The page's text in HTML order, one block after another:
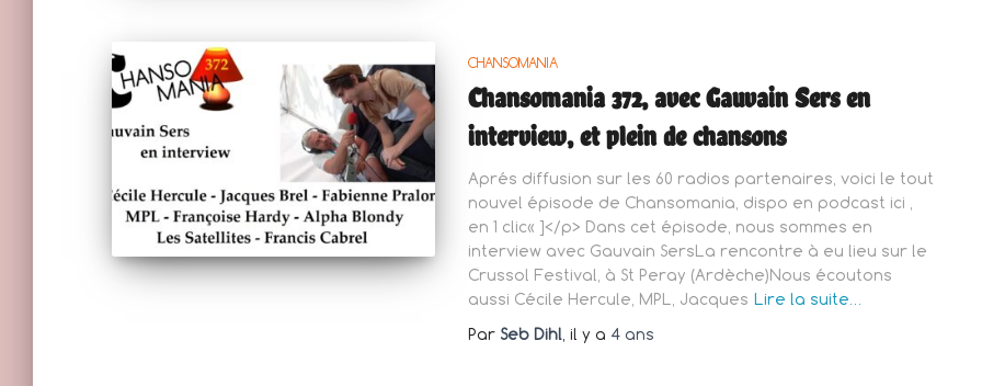
CHANSOMANIA
Chansomania 372, avec Gauvain Sers en
interview, et plein de chansons
Aprés diffusion sur les 60 radios partenaires, voici le tout
nouvel épisode de Chansomania, dispo en podcast ici ,
en 1 clic« ]</p> Dans cet épisode, nous sommes en
interview avec Gauvain SersLa rencontre à eu lieu sur le
Crussol Festival, à St Peray (Ardèche)Nous écoutons
aussi Cécile Hercule, MPL, Jacques Lire la suite…
Par Seb Dihl , il y a 4 ans